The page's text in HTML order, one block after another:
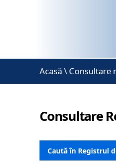
Acasă \ Consultare
Consultare
Caută în Registrul